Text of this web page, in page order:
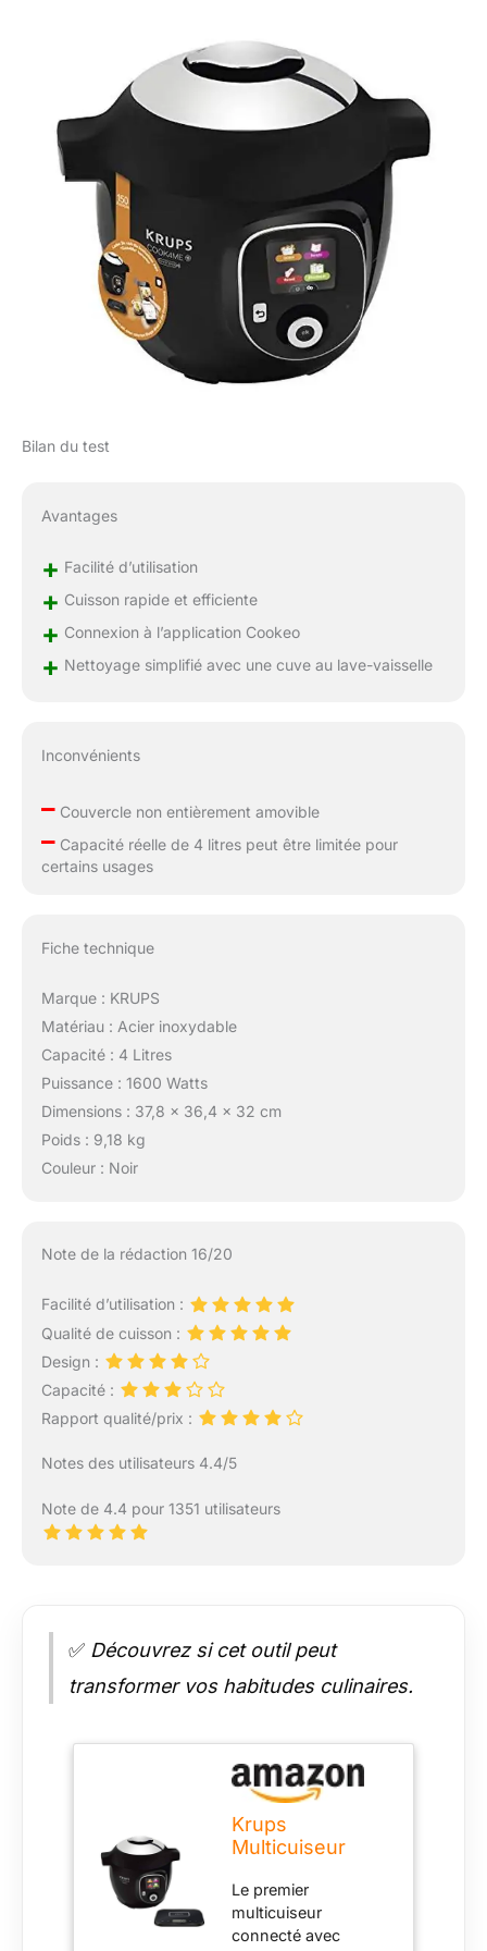
Bilan du test
Avantages
+ Facilité d’utilisation
+ Cuisson rapide et efficiente
+ Connexion à l’application Cookeo
+ Nettoyage simplifié avec une cuve au lave-vaisselle
Inconvénients
–Couvercle non entièrement amovible
–Capacité réelle de 4 litres peut être limitée pour
certains usages
Fiche technique
Marque : KRUPS
Matériau : Acier inoxydable
Capacité : 4 Litres
Puissance : 1600 Watts
Dimensions : 37,8 x 36,4 x 32 cm
Poids : 9,18 kg
Couleur : Noir
Note de la rédaction 16/20
Facilité d’utilisation :
Qualité de cuisson :
Design :
Capacité :
Rapport qualité/prix :
Notes des utilisateurs 4.4/5
Note de 4.4 pour 1351 utilisateurs
✅ Découvrez si cet outil peut
transformer vos habitudes culinaires.
Krups
Multicuiseur
Grameez Noir
Le premier
multicuiseur
connecté avec